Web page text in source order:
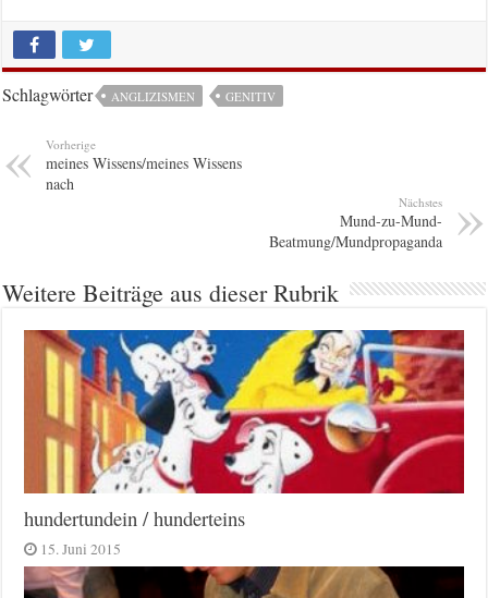
Schlagwörter ANGLIZISMEN GENITIV
Vorherige
meines Wissens/meines Wissens
nach
Nächstes
Mund-zu-Mund-
Beatmung/Mundpropaganda
Weitere Beiträge aus dieser Rubrik
hundertundein / hunderteins
15. Juni 2015